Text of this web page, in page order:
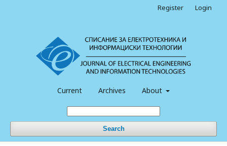
Current Archives About
Search
Register Login